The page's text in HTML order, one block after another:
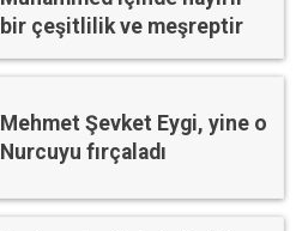
bir çeşitlilik ve meşreptir
Mehmet Şevket Eygi, yine o
Nurcuyu fırçaladı